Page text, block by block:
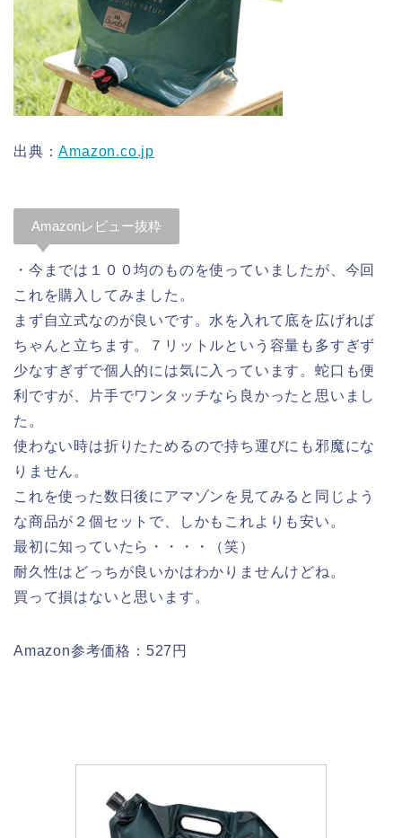
出典：Amazon.co.jp
Amazonレビュー抜粋
・今までは１００均のものを使っていましたが、今回
これを購入してみました。
まず自立式なのが良いです。水を入れて底を広げれば
ちゃんと立ちます。７リットルという容量も多すぎず
少なすぎずで個人的には気に入っています。蛇口も便
利ですが、片手でワンタッチなら良かったと思いまし
た。
使わない時は折りたためるので持ち運びにも邪魔にな
りません。
これを使った数日後にアマゾンを見てみると同じよう
な商品が２個セットで、しかもこれよりも安い。
最初に知っていたら・・・・（笑）
耐久性はどっちが良いかはわかりませんけどね。
買って損はないと思います。
Amazon参考価格：527円